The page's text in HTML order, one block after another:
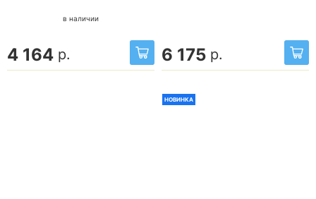
в наличии
4 164 р. 6 175 р.
НОВИНКА